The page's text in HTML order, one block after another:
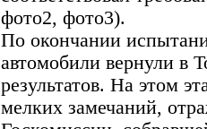
фото2, фото3).
По окончании
автомобили вернули в
результатов. На этом
мелких замечаний,